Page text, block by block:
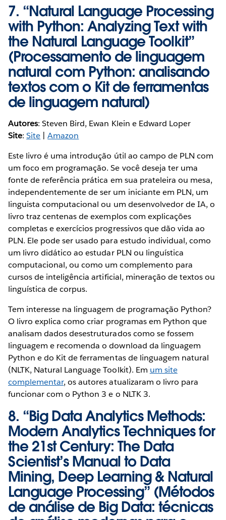
7. “Natural Language Processing
with Python: Analyzing Text with
the Natural Language Toolkit”
(Processamento de linguagem
natural com Python: analisando
textos com o Kit de ferramentas
de linguagem natural)
Autores: Steven Bird, Ewan Klein e Edward Loper
Site:Site |Amazon
Este livro é uma introdução útil ao campo de PLN com
um foco em programação. Se você deseja ter uma
fonte de referência prática em sua prateleira ou mesa,
independentemente de ser um iniciante em PLN, um
linguista computacional ou um desenvolvedor de IA, o
livro traz centenas de exemplos com explicações
completas e exercícios progressivos que dão vida ao
PLN. Ele pode ser usado para estudo individual, como
um livro didático ao estudar PLN ou linguística
computacional, ou como um complemento para
cursos de inteligência artificial, mineração de textos ou
linguística de corpus.
Tem interesse na linguagem de programação Python?
O livro explica como criar programas em Python que
analisam dados desestruturados como se fossem
linguagem e recomenda o download da linguagem
Python e do Kit de ferramentas de linguagem natural
(NLTK, Natural Language Toolkit). Em um site
complementar, os autores atualizaram o livro para
funcionar com o Python 3 e o NLTK 3.
8. “Big Data Analytics Methods:
Modern Analytics Techniques for
the 21st Century: The Data
Scientist’s Manual to Data
Mining, Deep Learning & Natural
Language Processing” (Métodos
de análise de Big Data: técnicas